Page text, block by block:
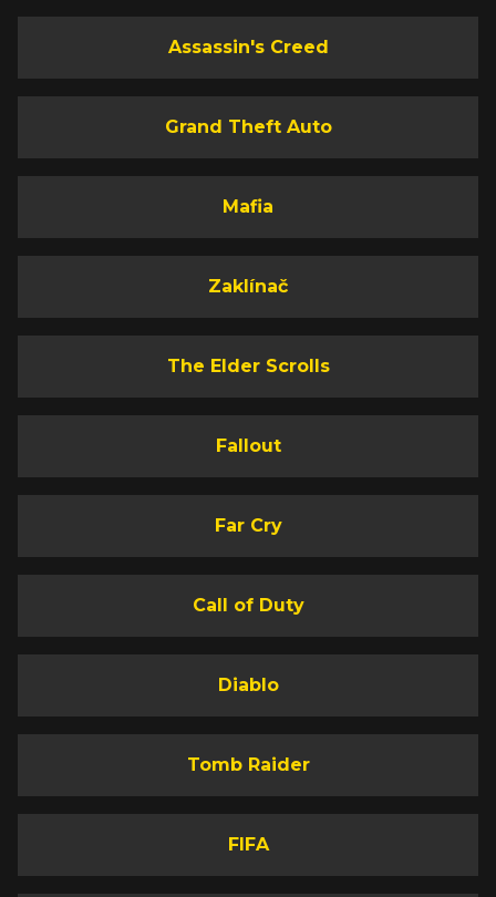
Assassin's Creed
Grand Theft Auto
Mafia
Zaklínač
The Elder Scrolls
Fallout
Far Cry
Call of Duty
Diablo
Tomb Raider
FIFA